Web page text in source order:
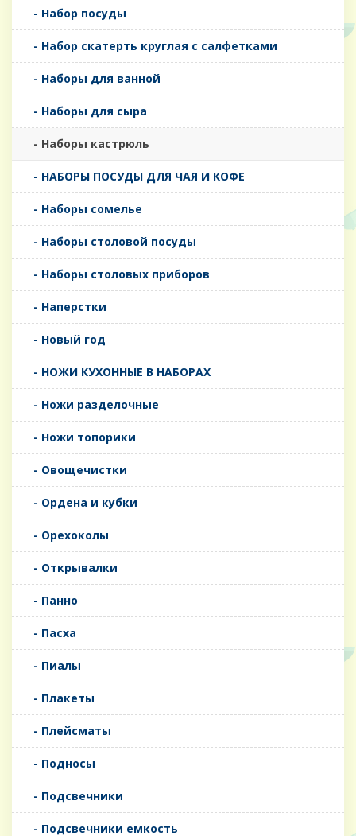
- Набор посуды
- Набор скатерть круглая с салфетками
- Наборы для ванной
- Наборы для сыра
- Наборы кастрюль
- НАБОРЫ ПОСУДЫ ДЛЯ ЧАЯ И КОФЕ
- Наборы сомелье
- Наборы столовой посуды
- Наборы столовых приборов
- Наперстки
- Новый год
- НОЖИ КУХОННЫЕ В НАБОРАХ
- Ножи разделочные
- Ножи топорики
- Овощечистки
- Ордена и кубки
- Орехоколы
- Открывалки
- Панно
- Пасха
- Пиалы
- Плакеты
- Плейсматы
- Подносы
- Подсвечники
- Подсвечники емкость